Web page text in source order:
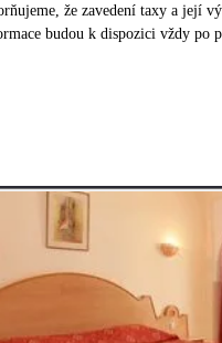
že zavedení taxy a její
budou k dispozici vždy po